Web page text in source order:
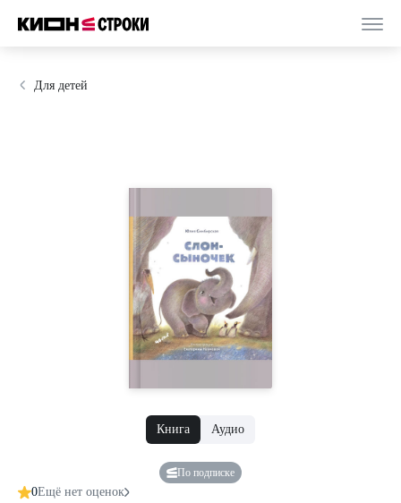
Для детей
Книга Аудио
По подписке
0Ещё нет оценок